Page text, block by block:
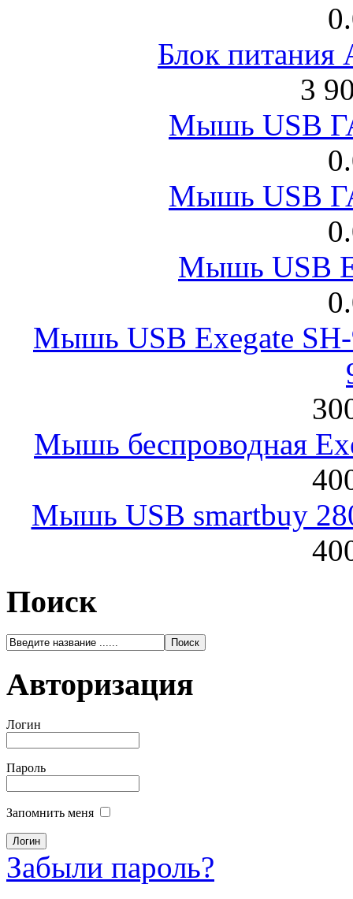
Блок питания
3
Мышь USB
Мышь USB
Мышь USB
Мышь USB Exegate
Мышь беспроводная
Мышь USB smartbuy
Поиск
Авторизация
Логин
Пароль
Запомнить меня
Забыли пароль?